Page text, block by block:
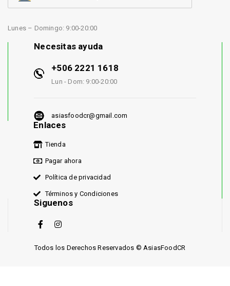
Lunes – Domingo: 9:00-20:00
Necesitas ayuda
+506 2221 1618
Lun - Dom: 9:00-20:00
asiasfoodcr@gmail.com
Enlaces
Tienda
Pagar ahora
Política de privacidad
Términos y Condiciones
Siguenos
Todos los Derechos Reservados © AsiasFoodCR